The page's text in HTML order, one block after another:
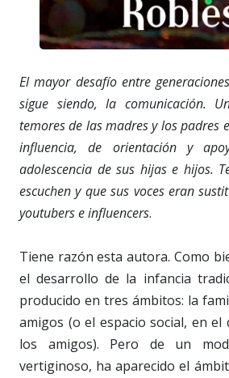
El mayor desafío entre
sigue siendo, la comunicación.
temores de las madres y los padres
influencia, de orientación y
adolescencia de sus hijas e hijos.
escuchen y que sus voces eran
youtubers e influencers.
Tiene razón esta autora. Como
el desarrollo de la infancia
producido en tres ámbitos: la
amigos (o el espacio social, en el
los amigos). Pero de un
vertiginoso, ha aparecido el